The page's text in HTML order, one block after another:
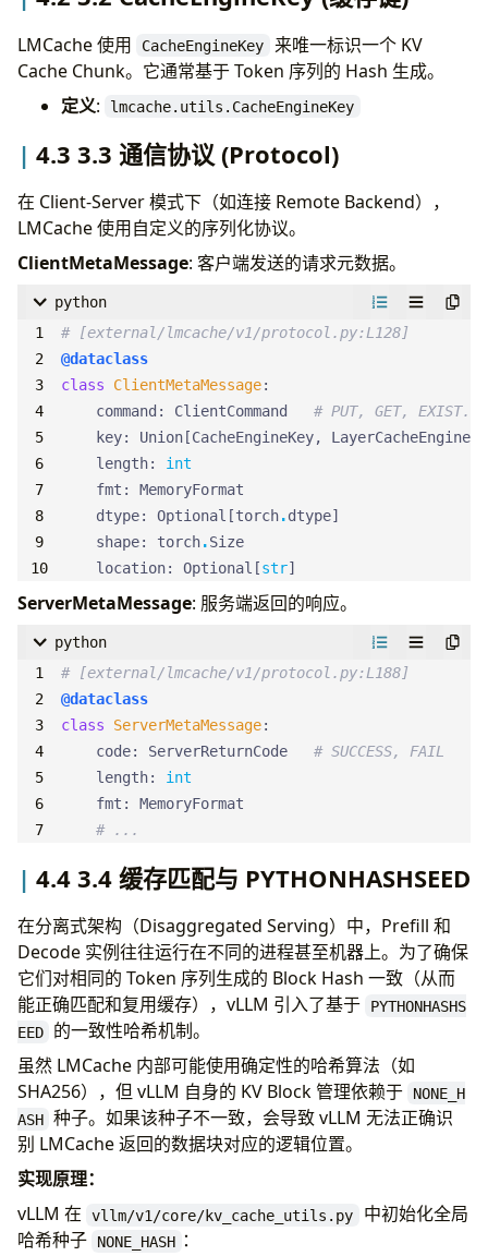
LMCache 使用 CacheEngineKey
来唯一标识一个 KV
Cache Chunk。它通常基于 Token 序列的 Hash 生成。
定义: lmcache.utils.CacheEngineKey
4.3 3.3 通信协议 (Protocol)
在 Client-Server 模式下（如连接 Remote Backend），
LMCache 使用自定义的序列化协议。
ClientMetaMessage: 客户端发送的请求元数据。
python
# [external/lmcache/v1/protocol.py:L128]
@dataclass
class
ClientMetaMessage:
command : ClientCommand
# PUT, GET, EXIST...
key: Union [CacheEngineKey,
length:
int
fmt :
MemoryFormat
dtype: Optional [torch.dtype]
shape: torch.Size
location: Optional [str]
ServerMetaMessage: 服务端返回的响应。
python
# [external/lmcache/v1/protocol.py:L188]
@dataclass
class
ServerMetaMessage:
code: ServerReturnCode
# SUCCESS, FAIL
length:
int
fmt :
MemoryFormat
# ...
4.4 3.4 缓存匹配与 PYTHONHASHSEED
在分离式架构（Disaggregated Serving）中，Prefill 和
Decode 实例往往运行在不同的进程甚至机器上。为了确保
它们对相同的 Token 序列生成的 Block Hash 一致（从而
能正确匹配和复用缓存），vLLM 引入了基于
PYTHONHASHS
EED
的一致性哈希机制。
虽然 LMCache 内部可能使用确定性的哈希算法（如
SHA256），但 vLLM 自身的 KV Block 管理依赖于
NONE_H
ASH 种子。如果该种子不一致，会导致 vLLM 无法正确识
别 LMCache 返回的数据块对应的逻辑位置。
实现原理：
vLLM 在
vllm/v1/core/kv_cache_utils.py
中初始化全局
哈希种子
NONE_HASH ：